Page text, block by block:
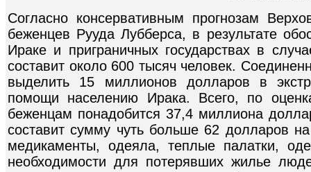
Согласно консервативным прогнозам
беженцев Рууда Лубберса, в результате
Ираке и приграничных государствах в
составит около 600 тысяч человек.
выделить 15 миллионов долларов в
помощи населению Ирака. Всего, по
беженцам понадобится 37,4 миллиона
составит сумму чуть больше 62 долларов
медикаменты, одеяла, теплые палатки,
необходимости для потерявших жилье